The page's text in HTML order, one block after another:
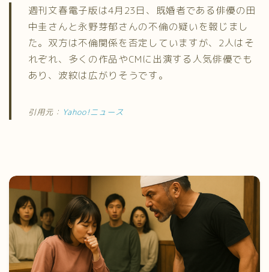
週刊文春電子版は4月23日、既婚者である俳優の田
中圭さんと永野芽郁さんの不倫の疑いを報じまし
た。双方は不倫関係を否定していますが、2人はそ
れぞれ、多くの作品やCMに出演する人気俳優でも
あり、波紋は広がりそうです。
引用元： Yahoo!ニュース